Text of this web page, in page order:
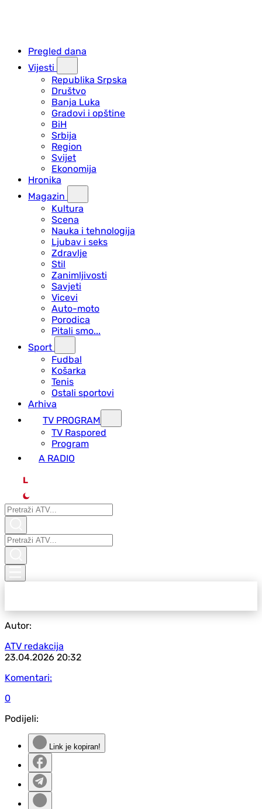
Pregled dana
Vijesti
Republika Srpska
Društvo
Banja Luka
Gradovi i opštine
BiH
Srbija
Region
Svijet
Ekonomija
Hronika
Magazin
Kultura
Scena
Nauka i tehnologija
Ljubav i seks
Zdravlje
Stil
Zanimljivosti
Savjeti
Vicevi
Auto-moto
Porodica
Pitali smo...
Sport
Fudbal
Košarka
Tenis
Ostali sportovi
Arhiva
TV PROGRAM
ТV Raspored
Program
A RADIO
L
Autor:
ATV redakcija
23.04.2026 20:32
Komentari:
0
Podijeli:
Link je kopiran!